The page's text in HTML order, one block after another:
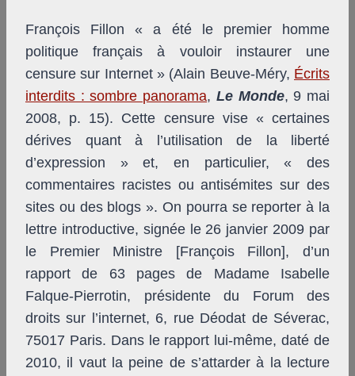
François Fillon « a été le premier homme
politique français à vouloir instaurer une
censure sur Internet » (Alain Beuve-Méry, Écrits
interdits : sombre panorama, Le Monde, 9 mai
2008, p. 15). Cette censure vise « certaines
dérives quant à l’utilisation de la liberté
d’expression » et, en particulier, « des
commentaires racistes ou antisémites sur des
sites ou des blogs ». On pourra se reporter à la
lettre introductive, signée le 26 janvier 2009 par
le Premier Ministre [François Fillon], d’un
rapport de 63 pages de Madame Isabelle
Falque-Pierrotin, présidente du Forum des
droits sur l’internet, 6, rue Déodat de Séverac,
75017 Paris. Dans le rapport lui-même, daté de
2010, il vaut la peine de s’attarder à la lecture